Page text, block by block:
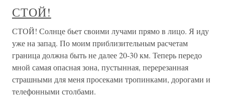
СТОЙ!
СТОЙ! Солнце бьет своими лучами прямо в лицо. Я иду
уже на запад. По моим приблизительным расчетам
граница должна быть не далее 20-30 км. Теперь передо
мной самая опасная зона, пустынная, перерезанная
страшными для меня просеками тропинками, дорогами и
телефонными столбами.